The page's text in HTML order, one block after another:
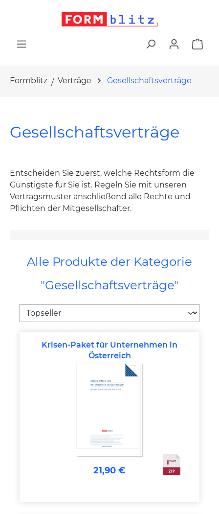
Formblitz Verträge Gesellschaftsverträge
Gesellschaftsverträge
Entscheiden Sie zuerst, welche Rechtsform die
Günstigste für Sie ist. Regeln Sie mit unseren
Vertragsmuster anschließend alle Rechte und
Pflichten der Mitgesellschafter.
Alle Produkte der Kategorie
"Gesellschaftsverträge"
Krisen-Paket für Unternehmen in
Österreich
21,90 €